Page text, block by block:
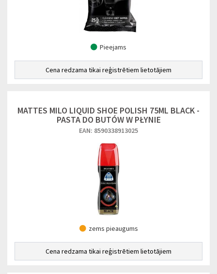
Pieejams
Cena redzama tikai reģistrētiem lietotājiem
MATTES MILO LIQUID SHOE POLISH 75ML BLACK -
PASTA DO BUTÓW W PŁYNIE
EAN: 8590338913025
zems pieaugums
Cena redzama tikai reģistrētiem lietotājiem